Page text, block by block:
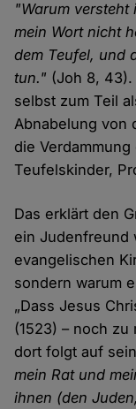
"Warum versteht
mein Wort nicht
dem Teufel, und
tun." (Joh 8, 43).
selbst zum Teil
Abnabelung von
die
Teufelskinder,
Das erklärt den
ein Judenfreund
evangelischen
sondern warum
„Dass Jesus
(1523) – noch
dort folgt auf
mein Rat und
ihnen (den